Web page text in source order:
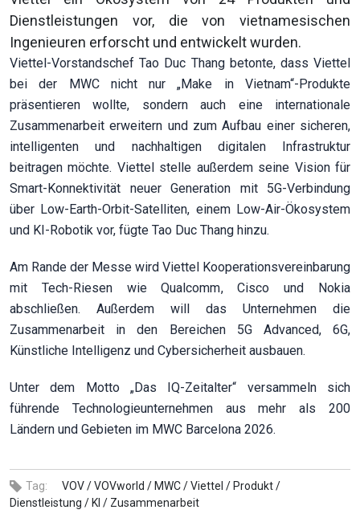
Dienstleistungen vor, die von vietnamesischen
Ingenieuren erforscht und entwickelt wurden.
Viettel-Vorstandschef Tao Duc Thang betonte, dass Viettel
bei der MWC nicht nur „Make in Vietnam“-Produkte
präsentieren wollte, sondern auch eine internationale
Zusammenarbeit erweitern und zum Aufbau einer sicheren,
intelligenten und nachhaltigen digitalen Infrastruktur
beitragen möchte. Viettel stelle außerdem seine Vision für
Smart-Konnektivität neuer Generation mit 5G-Verbindung
über Low-Earth-Orbit-Satelliten, einem Low-Air-Ökosystem
und KI-Robotik vor, fügte Tao Duc Thang hinzu.
Am Rande der Messe wird Viettel Kooperationsvereinbarung
mit Tech-Riesen wie Qualcomm, Cisco und Nokia
abschließen. Außerdem will das Unternehmen die
Zusammenarbeit in den Bereichen 5G Advanced, 6G,
Künstliche Intelligenz und Cybersicherheit ausbauen.
Unter dem Motto „Das IQ-Zeitalter“ versammeln sich
führende Technologieunternehmen aus mehr als 200
Ländern und Gebieten im MWC Barcelona 2026.
Tag: VOV /VOVworld / MWC /Viettel / Produkt /
Dienstleistung / KI / Zusammenarbeit